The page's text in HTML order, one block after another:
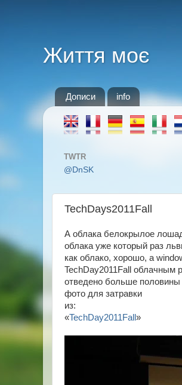
Життя моє
Дописи info
TWTR
@DnSK
TechDays2011Fall
А облака белокрылое
облака уже который раз
как облако, хорошо, а
TechDay2011Fall облачным
отведено больше
фото для затравки
из:
«TechDay2011Fall»